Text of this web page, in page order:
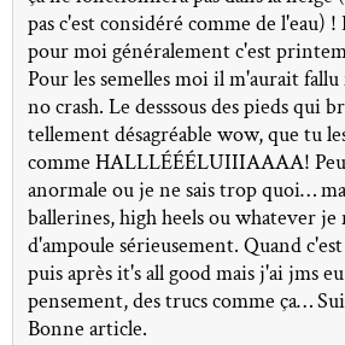
pas c'est considéré comme de l'eau)
pour moi généralement c'est
Pour les semelles moi il m'aurait
no crash. Le desssous des pieds qui
tellement désagréable wow, que tu
comme HALLLÉÉÉLUIIIAAAA!
anormale ou je ne sais trop quoi…
ballerines, high heels ou whatever je
d'ampoule sérieusement. Quand
puis après it's all good mais j'ai jms
pensement, des trucs comme ça…
Bonne article.